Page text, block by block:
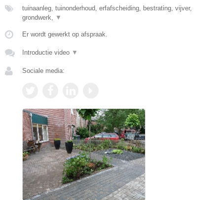
tuinaanleg, tuinonderhoud, erfafscheiding, bestrating, vijver,
grondwerk, ▼
Er wordt gewerkt op afspraak.
Introductie video ▼
Sociale media: